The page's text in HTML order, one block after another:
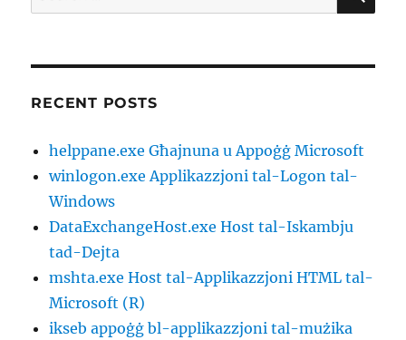
for:
RECENT POSTS
helppane.exe Għajnuna u Appoġġ Microsoft
winlogon.exe Applikazzjoni tal-Logon tal-
Windows
DataExchangeHost.exe Host tal-Iskambju
tad-Dejta
mshta.exe Host tal-Applikazzjoni HTML tal-
Microsoft (R)
ikseb appoġġ bl-applikazzjoni tal-mużika